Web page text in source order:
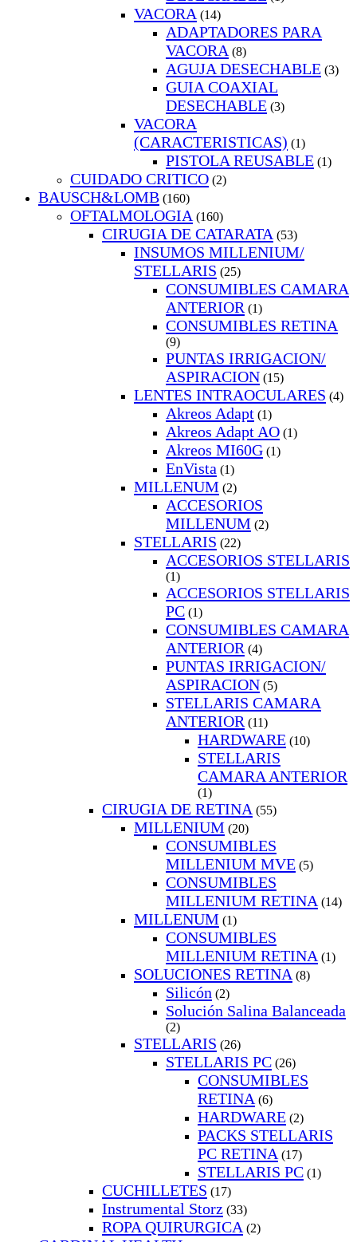
VACORA (14)
ADAPTADORES PARA
VACORA (8)
AGUJA DESECHABLE (3)
GUIA COAXIAL
DESECHABLE (3)
VACORA
(CARACTERISTICAS) (1)
PISTOLA REUSABLE (1)
CUIDADO CRITICO (2)
BAUSCH&LOMB (160)
OFTALMOLOGIA (160)
CIRUGIA DE CATARATA (53)
INSUMOS MILLENIUM/
STELLARIS (25)
CONSUMIBLES CAMARA
ANTERIOR (1)
CONSUMIBLES RETINA
(9)
PUNTAS IRRIGACION/
ASPIRACION (15)
LENTES INTRAOCULARES (4)
Akreos Adapt (1)
Akreos Adapt AO (1)
Akreos MI60G (1)
EnVista (1)
MILLENUM (2)
ACCESORIOS
MILLENUM (2)
STELLARIS (22)
ACCESORIOS STELLARIS
(1)
ACCESORIOS STELLARIS
PC (1)
CONSUMIBLES CAMARA
ANTERIOR (4)
PUNTAS IRRIGACION/
ASPIRACION (5)
STELLARIS CAMARA
ANTERIOR (11)
HARDWARE (10)
STELLARIS
CAMARA ANTERIOR
(1)
CIRUGIA DE RETINA (55)
MILLENIUM (20)
CONSUMIBLES
MILLENIUM MVE (5)
CONSUMIBLES
MILLENIUM RETINA (14)
MILLENUM (1)
CONSUMIBLES
MILLENIUM RETINA (1)
SOLUCIONES RETINA (8)
Silicón (2)
Solución Salina Balanceada
(2)
STELLARIS (26)
STELLARIS PC (26)
CONSUMIBLES
RETINA (6)
HARDWARE (2)
PACKS STELLARIS
PC RETINA (17)
STELLARIS PC (1)
CUCHILLETES (17)
Instrumental Storz (33)
ROPA QUIRURGICA (2)